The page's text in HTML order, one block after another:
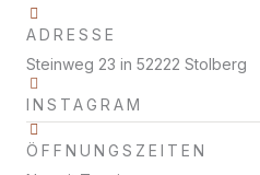
ADRESSE
Steinweg 23 in 52222 Stolberg
INSTAGRAM
ÖFFNUNGSZEITEN